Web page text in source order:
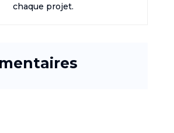
chaque projet.